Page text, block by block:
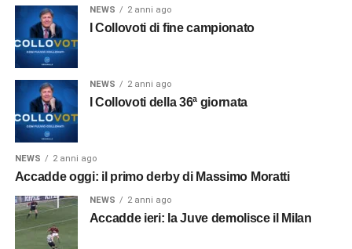
NEWS 2 anni ago
I Collovoti di fine campionato
NEWS 2 anni ago
I Collovoti della 36ª giornata
NEWS 2 anni ago
Accadde oggi: il primo derby di Massimo Moratti
NEWS 2 anni ago
Accadde ieri: la Juve demolisce il Milan